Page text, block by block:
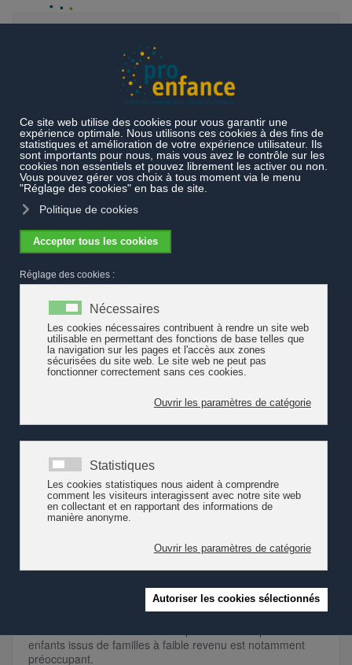
Décloisonnement des politiques de
l'enfance: des enjeux de lisibilité, de
cohérence et de synergie
Au travers d’un article, Pro Enfance met en lumière les
démarches menées en Ville de Fribourg et dans le canton
de l’enfance. Face aux difficultés de lisibilité, de
enfants et aux familles, ces initiatives illustrent la volonté de
développer des approches transversales et cohérentes
entre les différents acteurs de l’enfance, de la santé, du
social et de l’éducation.
L’origine sociale influence l'accès à
l'offre d'accueil de la petite enfance
et les chances de formation
Selon leur origine sociale, les enfants et les jeunes ne
d’accompagnement et de soutien. Sur la base des résultats
du monitoring national de la pauvreté, la revue « Sécurité
sociale » CHSS (avril 2026) aborde le sujet et souligne des
leviers d'action. Du point de vue de la formation, l'accès
enfants issus de familles à faible revenu est notamment
préoccupant.